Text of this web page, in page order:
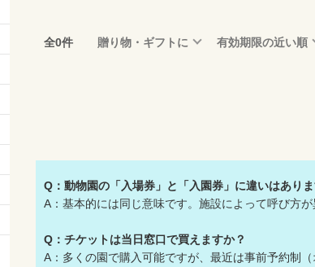
全0件 贈り物・ギフトに 有効期限の近い順
Q：動物園の「入場券」と「入園券」に違いはありま
A：基本的には同じ意味です。施設によって呼び方
Q：チケットは当日窓口で買えますか？
A：多くの園で購入可能ですが、最近は事前予約制